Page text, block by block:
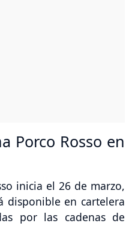
Porco Rosso en
inicia el 26 de marzo,
disponible en cartelera
por las cadenas de